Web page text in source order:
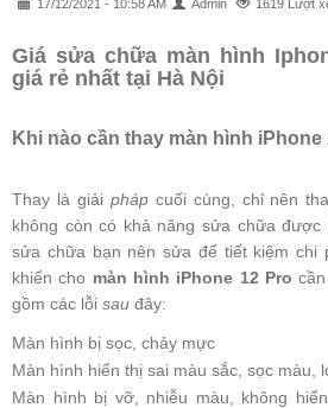
17/12/2021 - 10:58 AM Admin 1619 Lượt
Giá sửa chữa màn hình
giá rẻ nhất tại Hà Nội
Khi nào cần thay màn hình iPhone
Thay là giải pháp cuối cùng, chỉ nên
không còn có khả năng sửa chữa
sửa chữa bạn nên sửa để tiết kiệm chi
khiến cho màn hình iPhone 12 Pro
gồm các lỗi sau đây:
Màn hình bị sọc, chảy mực
Màn hình hiển thị sai màu sắc, sọc màu,
Màn hình bị vỡ, nhiễu màu, không